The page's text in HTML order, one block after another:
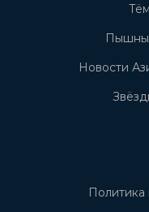
Новости